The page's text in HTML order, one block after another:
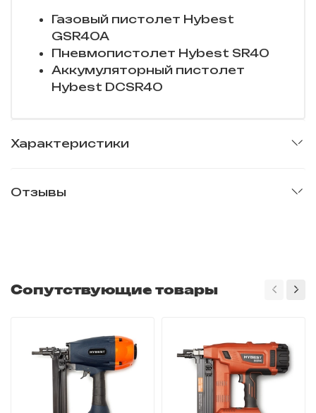
Газовый пистолет Hybest
GSR40A
Пневмопистолет Hybest SR40
Аккумуляторный пистолет
Hybest DCSR40
Характеристики
Отзывы
Сопутствующие товары